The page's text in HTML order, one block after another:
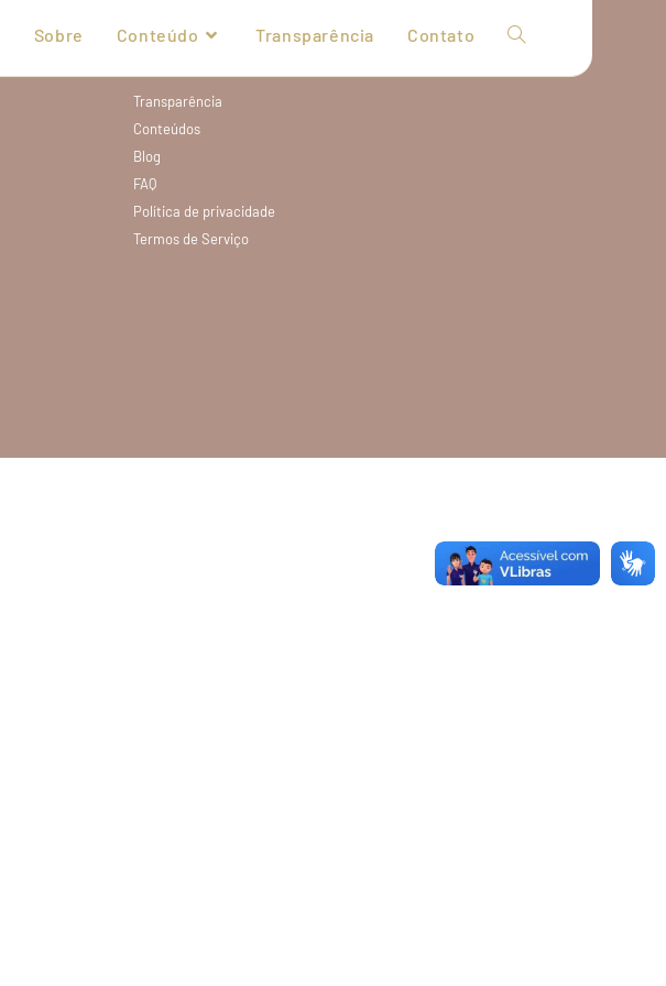
Sobre Conteúdo Transparência Contato
Transparência
Conteúdos
Blog
FAQ
Política de privacidade
Termos de Serviço